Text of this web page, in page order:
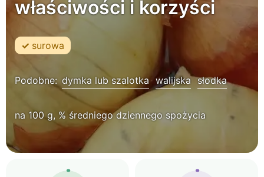
właściwości i korzyści
surowa
Podobne: dymka lub szalotka walijska słodka
na 100 g, % średniego dziennego spożycia